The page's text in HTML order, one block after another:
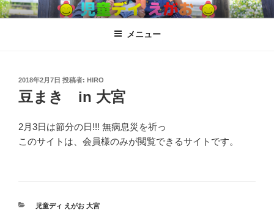
コ
ン
児童ディ えがお
児童発達支援、放課後児童ディサービス
メニュー
投
稿
日:
2018年2月7日 投稿者: HIRO
豆まき in 大宮
2月3日は節分の日!!! 無病息災を祈っ
このサイトは、会員様のみが閲覧できるサイトです。
カ
児童ディ えがお 大宮